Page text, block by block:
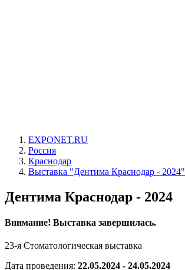
EXPONET.RU
Россия
Краснодар
Выставка "Дентима Краснодар - 2024"
Дентима Краснодар - 2024
Внимание! Выставка завершилась.
23-я Стоматологическая выставка
Дата проведения: 22.05.2024 - 24.05.2024